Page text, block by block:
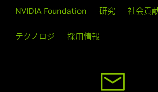
NVIDIA Foundation 研究 社会貢
テクノロジ 採用情報